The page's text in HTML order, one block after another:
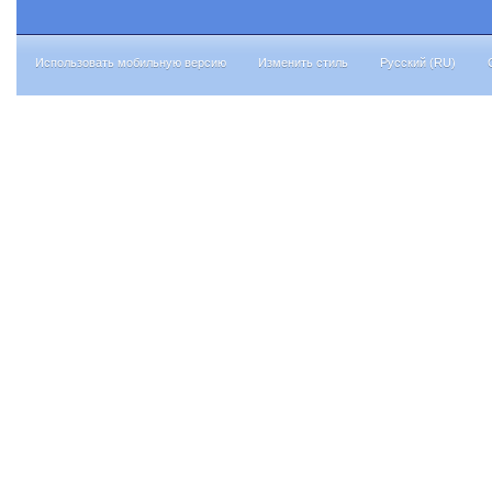
Использовать мобильную версию Изменить стиль Русский (RU)